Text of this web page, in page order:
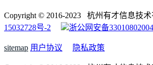
Copyright © 2016-2023 杭州有才信息技
15032728号-2
浙公网安备
sitemap 用户协议 隐私政策